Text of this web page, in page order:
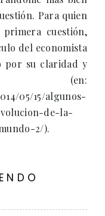
Para quien
cuestión,
del economista
por su claridad y
05/15/algunos-
de-la-
2/).